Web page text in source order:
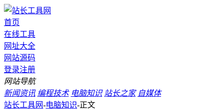
首页
在线工具
网址大全
网站源码
登录注册
网站导航
新闻资讯 编程技术 电脑知识 站长之家 自媒体
站长工具网-电脑知识-正文